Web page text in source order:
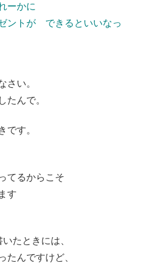
ーかに
トが できるといいなっ
さい。
たんで。
です。
てるからこそ
す
いたときには、
たんですけど、